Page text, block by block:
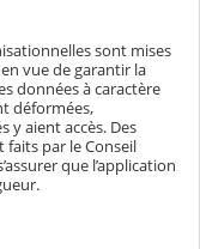
sont mises
vue de garantir la
données à caractère
déformées,
y aient accès. Des
faits par le Conseil
que l’application